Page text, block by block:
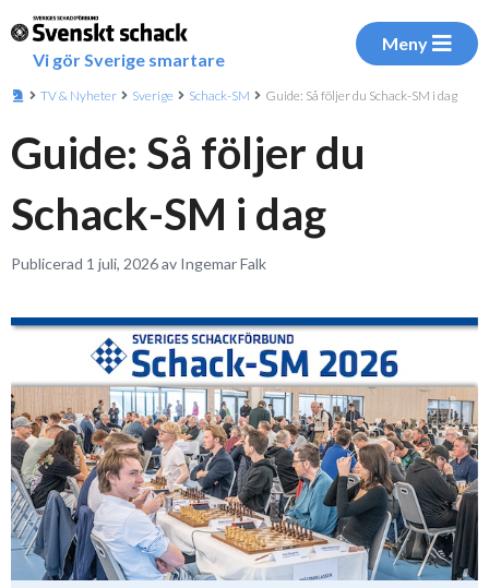
Vi gör Sverige smartare
Meny
TV & Nyheter Sverige Schack-SM Guide: Så följer du Schack-SM i dag
Guide: Så följer du
Schack-SM i dag
Publicerad 1 juli, 2026 av Ingemar Falk